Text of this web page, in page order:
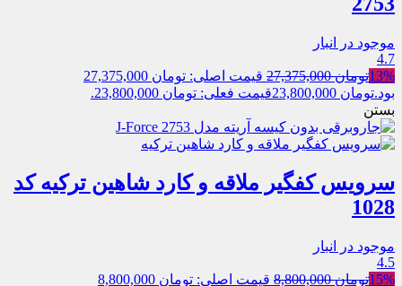
موجود در انبار
4.7
13%تومان27,375,000
قیمت اصلی: تومان 27,375,000
بود.تومان
قیمت فعلی: تومان 23,800,000.
بستن
سرویس کفگیر ملاقه و کارد شاهین ترکیه کد
1028
موجود در انبار
4.5
15%تومان8,800,000
قیمت اصلی: تومان 8,800,000